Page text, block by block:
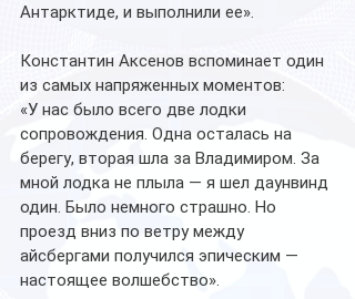
Антарктиде, и выполнили ее».
Константин Аксенов вспоминает один
из самых напряженных моментов:
«У нас было всего две лодки
сопровождения. Одна осталась на
берегу, вторая шла за Владимиром. За
мной лодка не плыла — я шел даунвинд
один. Было немного страшно. Но
проезд вниз по ветру между
айсбергами получился эпическим —
настоящее волшебство».